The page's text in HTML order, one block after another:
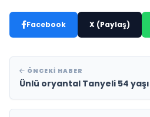
Facebook X (Paylaş)
ÖNCEKI HABER
Ünlü oryantal Tanyeli 54